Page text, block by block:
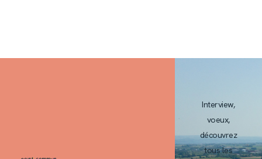
Interview,
voeux,
découvrez
tous les